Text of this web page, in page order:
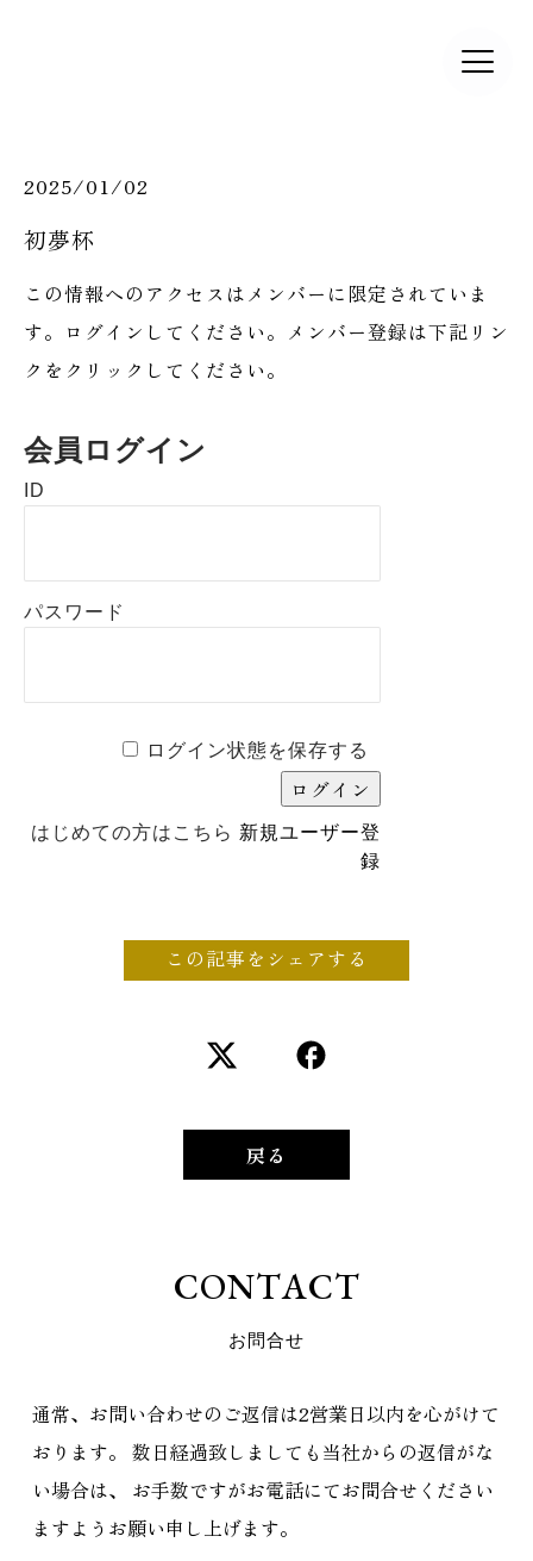
2025/01/02
初夢杯
この情報へのアクセスはメンバーに限定されていま
す。ログインしてください。メンバー登録は下記リン
クをクリックしてください。
会員ログイン
ID
パスワード
ログイン状態を保存する
はじめての方はこちら 新規ユーザー登
録
この記事をシェアする
戻る
CONTACT
お問合せ
通常、お問い合わせのご返信は2営業日以内を心がけて
おります。 数日経過致しましても当社からの返信がな
い場合は、
お手数ですがお電話にてお問合せください
ますようお願い申し上げます。